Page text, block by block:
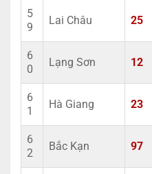
5
9
Lai Châu 25
6
0
Lạng Sơn 12
6
1
Hà Giang 23
6
2
Bắc Kạn 97